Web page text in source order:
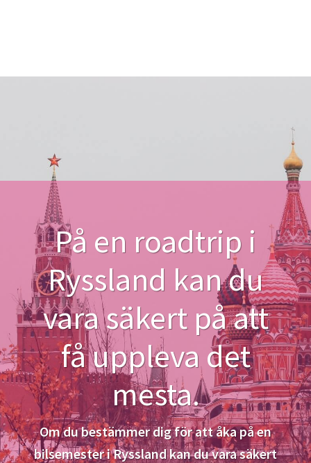
På en roadtrip i
Ryssland kan du
vara säkert på att
få uppleva det
mesta.
Om du bestämmer dig för att åka på en
bilsemester i Ryssland kan du vara säkert